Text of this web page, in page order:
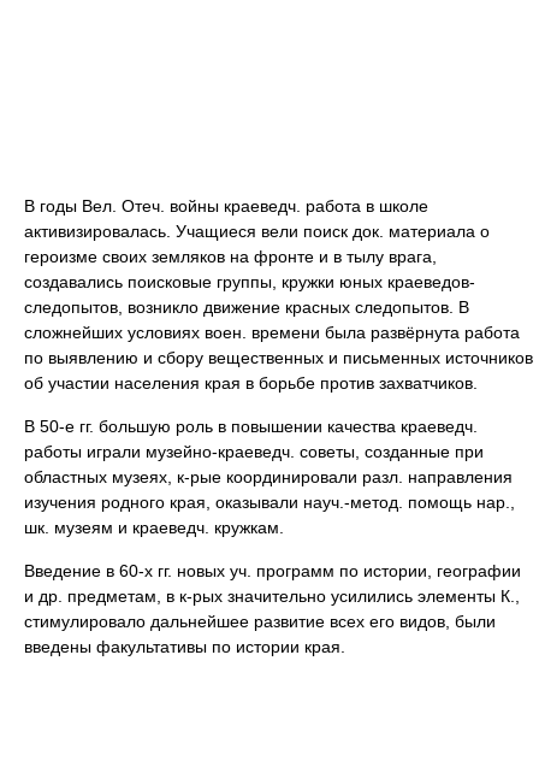
В годы Вел. Отеч. войны краеведч. работа в школе
активизировалась. Учащиеся вели поиск док. материала о
героизме своих земляков на фронте и в тылу врага,
создавались поисковые группы, кружки юных краеведов-
следопытов, возникло движение красных следопытов. В
сложнейших условиях воен. времени была развёрнута работа
по выявлению и сбору вещественных и письменных источников
об участии населения края в борьбе против захватчиков.
В 50-е гг. большую роль в повышении качества краеведч.
работы играли музейно-краеведч. советы, созданные при
областных музеях, к-рые координировали разл. направления
изучения родного края, оказывали науч.-метод. помощь нар.,
шк. музеям и краеведч. кружкам.
Введение в 60-х гг. новых уч. программ по истории, географии
и др. предметам, в к-рых значительно усилились элементы К.,
стимулировало дальнейшее развитие всех его видов, были
введены факультативы по истории края.